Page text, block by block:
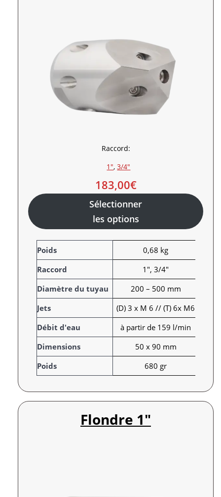
Raccord:
1″, 3/4″
183,00€
Sélectionner
les options
A
t
t
r
i
b
u
t
s
V
a
l
e
u
r
Poids
0,68 kg
Raccord
1", 3/4"
Diamètre du tuyau
200 – 500 mm
Jets
(D) 3 x M 6 // (T) 6x M6
Débit d'eau
à partir de 159 l/min
Dimensions
50 x 90 mm
Poids
680 gr
Flondre 1″